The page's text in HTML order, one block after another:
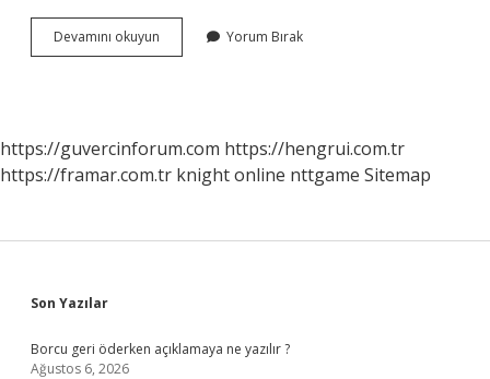
Devamını okuyun
Iyi
Yorum Bırak
https://guvercinforum.com https://hengrui.com.tr
https://framar.com.tr knight online nttgame Sitemap
Sidebar
Son Yazılar
Borcu geri öderken açıklamaya ne yazılır ?
Ağustos 6, 2026